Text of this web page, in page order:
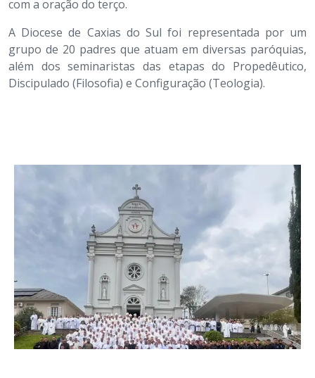
com a oração do terço.
A Diocese de Caxias do Sul foi representada por um
grupo de 20 padres que atuam em diversas paróquias,
além dos seminaristas das etapas do Propedêutico,
Discipulado (Filosofia) e Configuração (Teologia).